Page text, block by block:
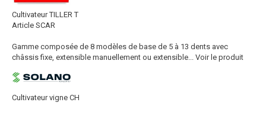
Cultivateur TILLER T
Article SCAR
Gamme composée de 8 modèles de base de 5 à 13 dents avec
châssis fixe, extensible manuellement ou extensible...
Voir le produit
Cultivateur vigne CH